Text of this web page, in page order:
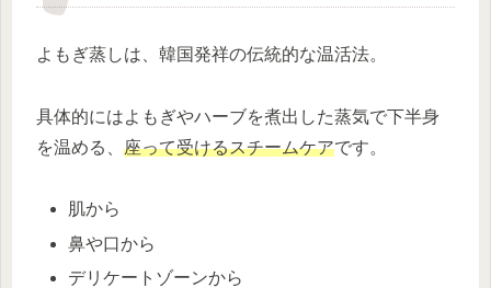
よもぎ蒸しは、韓国発祥の伝統的な温活法。
具体的にはよもぎやハーブを煮出した蒸気で下半身
を温める、 座って受けるスチームケアです。
肌から
鼻や口から
デリケートゾーンから